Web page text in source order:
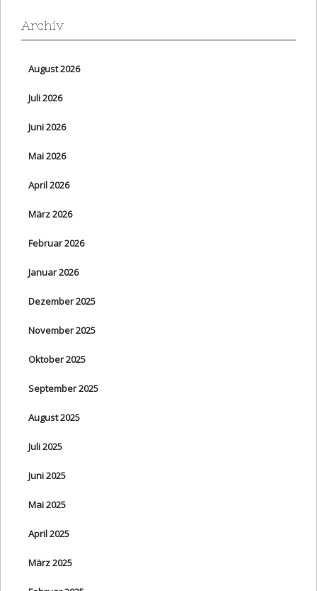
Archiv
August 2026
Juli 2026
Juni 2026
Mai 2026
April 2026
März 2026
Februar 2026
Januar 2026
Dezember 2025
November 2025
Oktober 2025
September 2025
August 2025
Juli 2025
Juni 2025
Mai 2025
April 2025
März 2025